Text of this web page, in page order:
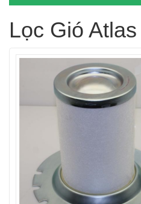
Lọc Gió